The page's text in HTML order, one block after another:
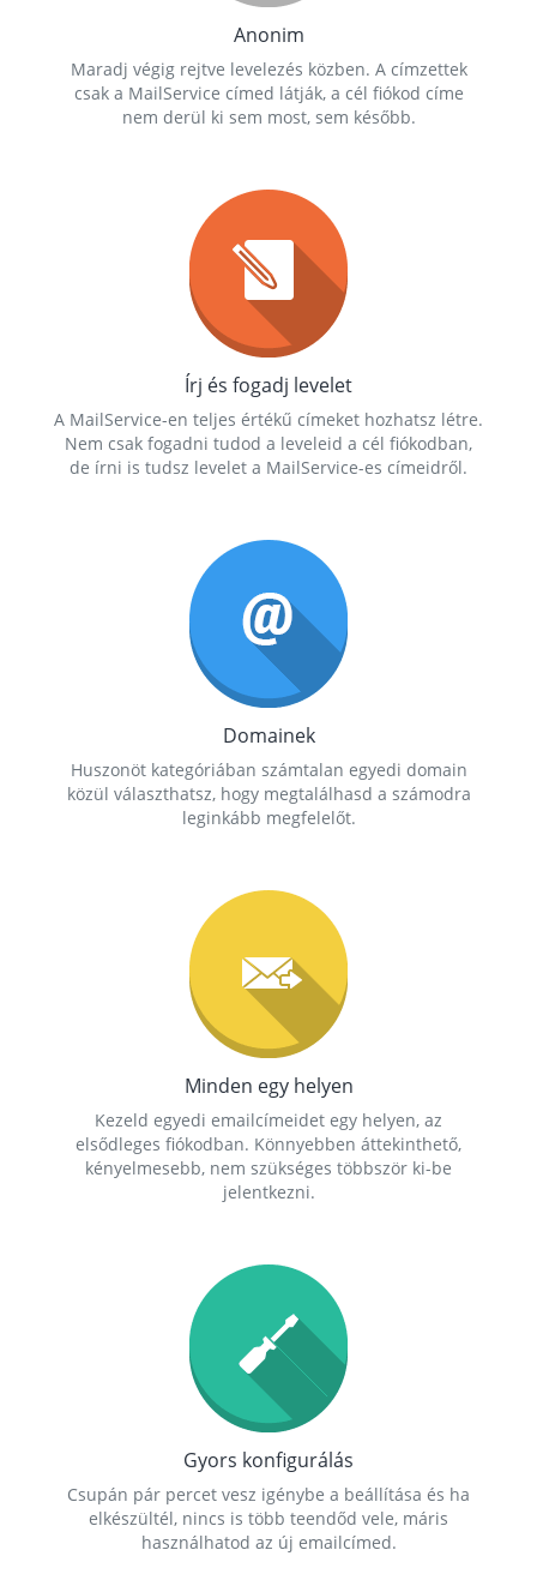
Anonim
Maradj végig rejtve levelezés közben. A címzettek
csak a MailService címed látják, a cél fiókod címe
nem derül ki sem most, sem később.
Írj és fogadj levelet
A MailService-en teljes értékű címeket hozhatsz létre.
Nem csak fogadni tudod a leveleid a cél fiókodban,
de írni is tudsz levelet a MailService-es címeidről.
Domainek
Huszonöt kategóriában számtalan egyedi domain
közül választhatsz, hogy megtalálhasd a számodra
leginkább megfelelőt.
Minden egy helyen
Kezeld egyedi emailcímeidet egy helyen, az
elsődleges fiókodban. Könnyebben áttekinthető,
kényelmesebb, nem szükséges többször ki-be
jelentkezni.
Gyors konfigurálás
Csupán pár percet vesz igénybe a beállítása és ha
elkészültél, nincs is több teendőd vele, máris
használhatod az új emailcímed.